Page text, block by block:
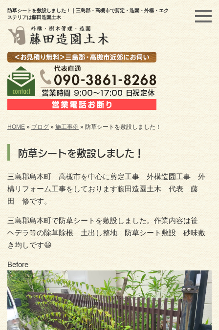
防草シートを敷設しました！｜三島郡・高槻市で剪定・造園・外構・エク
ステリアは藤田造園土木
HOME » ブログ » 施工事例 » 防草シートを敷設しました！
防草シートを敷設しました！
三島郡島本町 高槻市を中心に剪定工事 外構造園工事 外
構リフォーム工事をしております藤田造園土木 代表 藤
田 修です。
三島郡島本町で防草シートを敷設しました。作業内容は笹
ヘデラ等の除草除根 土出し整地 防草シート敷設 砂味敷
き均しです😃
Before